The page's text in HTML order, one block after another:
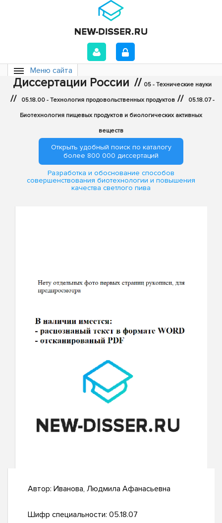
Меню сайта
Диссертации России // 05 - Технические науки
// 05.18.00 - Технология продовольственных продуктов // 05.18.07 -
Биотехнология пищевых продуктов и биологических активных
веществ
Открыть удобный поиск по каталогу
более 800 000 диссертаций
Разработка и обоснование способов
совершенствования биотехнологии и повышения
качества светлого пива
Автор: Иванова, Людмила Афанасьевна
Шифр специальности: 05.18.07